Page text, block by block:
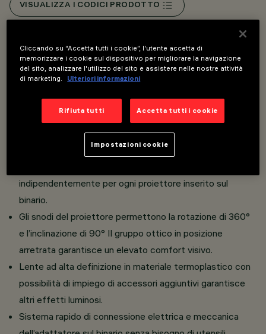
VISUALIZZA I CODICI PRODOTTO
Overview
Proiettore orientabile miniaturizzato completo di
adattatore per installazione su binario Filorail 48V (16A).
Realizzato in alluminio pressofuso con sistema di
dissipazione passiva.
La tecnologia integrata DALI Powerline permette di
indipendentemente per ogni proiettore inserito sul
binario.
Gli snodi del proiettore permettono la rotazione di 360°
e l’inclinazione di 90° Il gruppo ottico in posizione
arretrata garantisce un elevato comfort visivo.
Lente ad alta definizione in materiale termoplastico con
possibilità di impiego di accessori aggiuntivi garantisce
altri effetti luminosi.
Sistema rapido di connessione elettrica e meccanica
Cliccando su “Accetta tutti i cookie”, l'utente accetta di
memorizzare i cookie sul dispositivo per migliorare la navigazione
del sito, analizzare l'utilizzo del sito e assistere nelle nostre attività
di marketing.
Ulteriori informazioni
Rifiuta tutti Accetta tutti i cookie
Impostazioni cookie